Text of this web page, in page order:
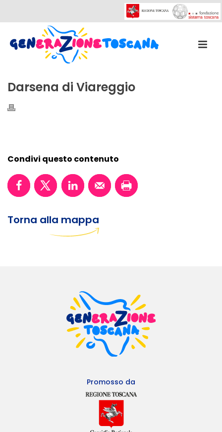
Darsena di Viareggio
Condivi questo contenuto
Torna alla mappa
Promosso da